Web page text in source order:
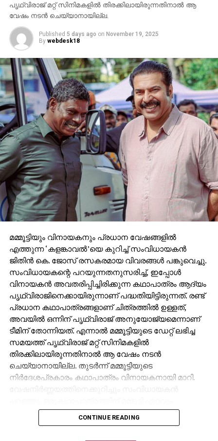
സംവിധായകന്റെ പ്രസ്താവനയും അതിനുശേഷം
ഉയര്‍ന്ന പ്രതിഷേധങ്ങളുമാണ്.
പൃഥ്വിരാജ് മറ്റ് സിനിമകളില്‍ തിരക്കിലായിരുന്നതിനാല്‍ ആ
വേഷം നടന്‍ ചെയ്യാനായില്ല.
Published 5 days ago on November 19, 2025
By webdesk18
മമ്മൂട്ടിയും വിനായകനും പ്രധാന വേഷങ്ങളില്‍
എത്തുന്ന ‘കളങ്കാവല്‍’യെ കുറിച്ച് സംവിധായകന്‍
ജിതിന്‍ കെ. ജോസ് രസകരമായ വിവരങ്ങള്‍ പങ്കുവെച്ചു.
സംവിധായകന്റെ പറയുന്നതനുസരിച്ച്, ഇപ്പോള്‍
വിനായകന്‍ അവതരിപ്പിച്ചിരിക്കുന്ന കഥാപാത്രം ആദ്യം
പൃഥ്വിരാജിനെക്കായിരുന്നാണ് പദ്ധതിയിട്ടിരുന്നത്. രണ്ട്
പ്രധാന കഥാപാത്രങ്ങളാണ് ചിത്രത്തില്‍ ഉള്ളത്,
അവയില്‍ ഒന്നിന് പൃഥ്വിരാജ് അനുയോജ്യമെന്നാണ്
ടീമിന് തോന്നിയത്. എന്നാല്‍ മമ്മൂട്ടിയുടെ ഡേറ്റ് ലഭിച്ച
സമയത്ത് പൃഥ്വിരാജ് മറ്റ് സിനിമകളില്‍
തിരക്കിലായിരുന്നതിനാല്‍ ആ വേഷം നടന്‍
ചെയ്യാനായില്ല. തുടര്‍ന്ന് മമ്മൂട്ടിയുടെ
നിര്‍ദേശപ്രകാരം കഥാപാത്രം വിനായകനായി മാറി.
അനുയോജ്യനാണെന്ന് തോന്നിയതിനാല്‍
എക്‌സിക്യൂട്ടീവ് പ്രൊഡ്യൂസര്‍ വിവേക് ദാമോദരന്‍
CONTINUE READING